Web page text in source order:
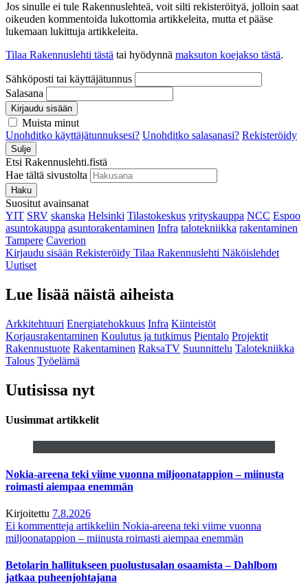
Jos sinulle ei tule Rakennuslehteä, voit silti rekisteröityä, jolloin saat
oikeuden kommentoida lukottomia artikkeleita, mutta et pääse
lukemaan lukittuja artikkeleita.
Tilaa Rakennuslehti tästä tai hyödynnä maksuton koejakso tästä.
Sähköposti tai käyttäjätunnus
Salasana
Kirjaudu sisään
Muista minut
Unohditko käyttäjätunnuksesi? Unohditko salasanasi? Rekisteröidy
Sulje
Etsi Rakennuslehti.fistä
Hae tältä sivustolta
Haku
Suositut avainsanat
YIT SRV skanska Helsinki Tilastokeskus yrityskauppa NCC Espoo
asuntokauppa asuntorakentaminen Infra talotekniikka rakentaminen
Tampere Caverion
Kirjaudu sisään Rekisteröidy Tilaa Rakennuslehti Näköislehdet
Uutiset
Lue lisää näistä aiheista
Arkkitehtuuri Energiatehokkuus Infra Kiinteistöt
Korjausrakentaminen Koulutus ja tutkimus Pientalo Projektit
Rakennustuote Rakentaminen RaksaTV Suunnittelu Talotekniikka
Talous Työelämä
Uutisissa nyt
Uusimmat artikkelit
Nokia-areena teki viime vuonna miljoonatappion – miinusta
roimasti aiempaa enemmän
Kirjoitettu 7.8.2026
Ei kommentteja artikkeliin Nokia-areena teki viime vuonna
miljoonatappion – miinusta roimasti aiempaa enemmän
Betolarin hallitukseen puolustusalan osaamista – Dahlbom
jatkaa puheenjohtajana